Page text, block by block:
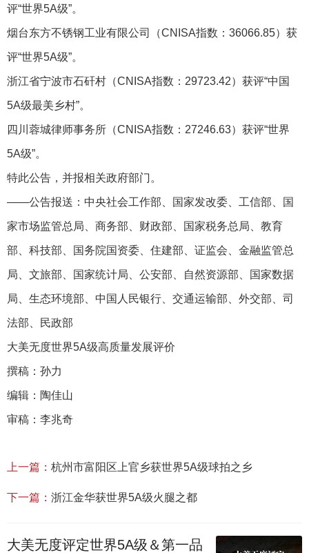
评“世界5A级”。
烟台东方不锈钢工业有限公司（CNISA指数：36066.85）获
评“世界5A级”。
浙江省宁波市石矸村（CNISA指数：29723.42）获评“中国
5A级最美乡村”。
四川蓉城律师事务所（CNISA指数：27246.63）获评“世界
5A级”。
特此公告，并报相关政府部门。
——公告报送：中央社会工作部、国家发改委、工信部、国
家市场监管总局、商务部、财政部、国家税务总局、教育
部、科技部、国务院国资委、住建部、证监会、金融监管总
局、文旅部、国家统计局、公安部、自然资源部、国家数据
局、生态环境部、中国人民银行、交通运输部、外交部、司
法部、民政部
大美无度世界5A级高质量发展评价
撰稿：孙力
编辑：陶佳山
审稿：李兆奇
上一篇： 杭州市富阳区上官乡获世界5A级球拍之乡
下一篇： 浙江金华获世界5A级火腿之都
大美无度评定世界5A级＆第一品